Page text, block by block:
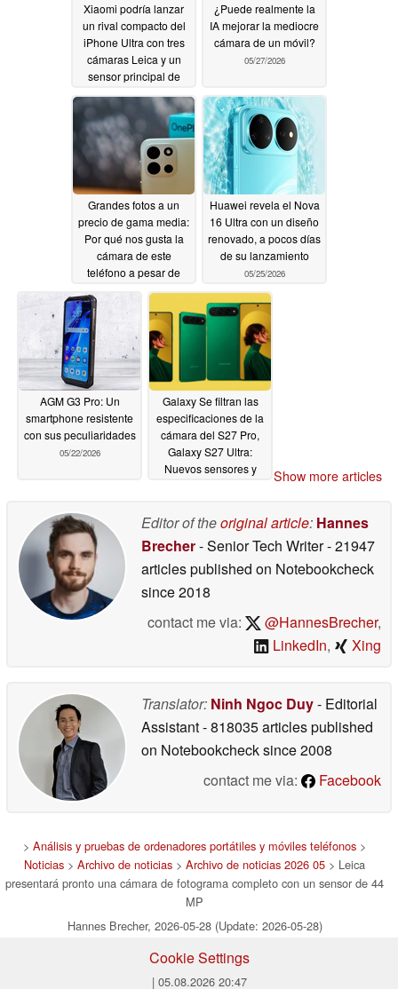
Xiaomi podría lanzar
un rival compacto del
iPhone Ultra con tres
cámaras Leica y un
sensor principal de
05/28/2026
¿Puede realmente la
IA mejorar la mediocre
cámara de un móvil?
05/27/2026
Grandes fotos a un
precio de gama media:
Por qué nos gusta la
cámara de este
teléfono a pesar de
funciones
Huawei revela el Nova
16 Ultra con un diseño
renovado, a pocos días
de su lanzamiento
05/25/2026
AGM G3 Pro: Un
smartphone resistente
con sus peculiaridades
05/22/2026
Galaxy Se filtran las
especificaciones de la
cámara del S27 Pro,
Galaxy S27 Ultra:
Nuevos sensores y
Show more articles
Editor of theoriginal article: Hannes
Brecher- Senior Tech Writer- 21947
articles published on Notebookcheck
since 2018
contact me via:
@HannesBrecher,
LinkedIn, Xing
Translator: Ninh Ngoc Duy- Editorial
Assistant- 818035 articles published
on Notebookchecksince 2008
contact me via:
Facebook
> Análisis y pruebas de ordenadores portátiles y móviles teléfonos >
Noticias > Archivo de noticias > Archivo de noticias 2026 05 > Leica
presentará pronto una cámara de fotograma completo con un sensor de 44
MP
Hannes Brecher, 2026-05-28 (Update: 2026-05-28)
Cookie Settings
| 05.08.2026 20:47